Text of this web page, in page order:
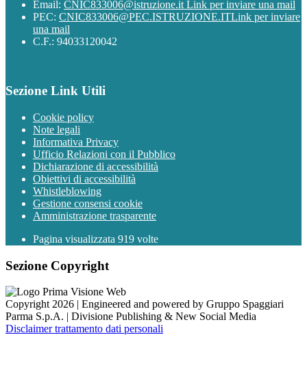
Email: CNIC833006@istruzione.it Link per inviare una mail
PEC: CNIC833006@PEC.ISTRUZIONE.ITLink per inviare
una mail
C.F.: 94033120042
Sezione Link Utili
Cookie policy
Note legali
Informativa Privacy
Ufficio Relazioni con il Pubblico
Dichiarazione di accessibilità
Obiettivi di accessibilità
Whistleblowing
Gestione consensi cookie
Amministrazione trasparente
Pagina visualizzata 919 volte
Sezione Copyright
Copyright 2026 | Engineered and powered by Gruppo Spaggiari
Parma S.p.A. | Divisione Publishing & New Social Media
Disclaimer trattamento dati personali